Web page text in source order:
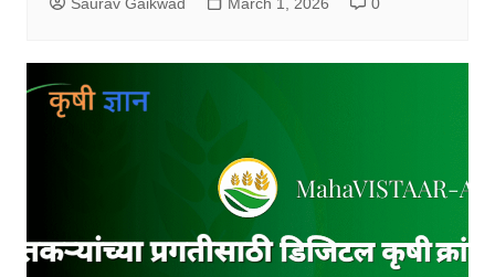
Saurav Gaikwad March 1, 2026 0